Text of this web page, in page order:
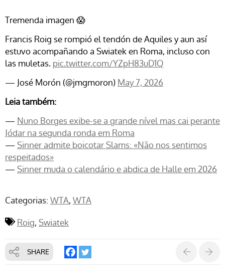
Tremenda imagen 😱
Francis Roig se rompió el tendón de Aquiles y aun así
estuvo acompañando a Swiatek en Roma, incluso con
las muletas. pic.twitter.com/YZpH83uD1Q
— José Morón (@jmgmoron) May 7, 2026
Leia também:
— Nuno Borges exibe-se a grande nível mas cai perante
Jódar na segunda ronda em Roma
— Sinner admite boicotar Slams: «Não nos sentimos
respeitados»
— Sinner muda o calendário e abdica de Halle em 2026
Categorias: WTA WTA
Roig Swiatek
SHARE